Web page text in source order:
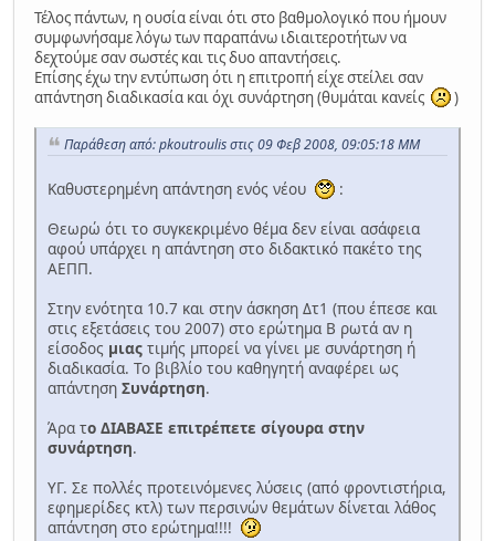
Τέλος πάντων, η ουσία είναι ότι στο βαθμολογικό που ήμουν
συμφωνήσαμε λόγω των παραπάνω ιδιαιτεροτήτων να
δεχτούμε σαν σωστές και τις δυο απαντήσεις.
Επίσης έχω την εντύπωση ότι η επιτροπή είχε στείλει σαν
απάντηση διαδικασία και όχι συνάρτηση (θυμάται κανείς
)
Παράθεση από: pkoutroulis στις 09 Φεβ 2008, 09:05:18 ΜΜ
Καθυστερημένη απάντηση ενός νέου
:
Θεωρώ ότι το συγκεκριμένο θέμα δεν είναι ασάφεια
αφού υπάρχει η απάντηση στο διδακτικό πακέτο της
ΑΕΠΠ.
Στην ενότητα 10.7 και στην άσκηση Δτ1 (που έπεσε και
στις εξετάσεις του 2007) στο ερώτημα Β ρωτά αν η
είσοδος μιας τιμής μπορεί να γίνει με συνάρτηση ή
διαδικασία. Το βιβλίο του καθηγητή αναφέρει ως
απάντηση Συνάρτηση.
Άρα το ΔΙΑΒΑΣΕ επιτρέπετε σίγουρα στην
συνάρτηση.
ΥΓ. Σε πολλές προτεινόμενες λύσεις (από φροντιστήρια,
εφημερίδες κτλ) των περσινών θεμάτων δίνεται λάθος
απάντηση στο ερώτημα!!!!